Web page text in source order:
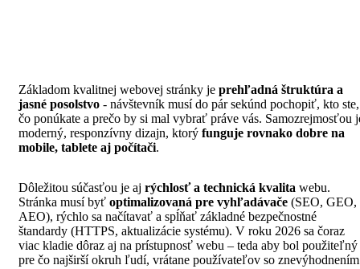
Základom kvalitnej webovej stránky je prehľadná štruktúra a
jasné posolstvo - návštevník musí do pár sekúnd pochopiť, kto ste,
čo ponúkate a prečo by si mal vybrať práve vás. Samozrejmosťou
moderný, responzívny dizajn, ktorý funguje rovnako dobre na
mobile, tablete aj počítači.
Dôležitou súčasťou je aj rýchlosť a technická kvalita webu.
Stránka musí byť optimalizovaná pre vyhľadávače (SEO, GEO,
AEO), rýchlo sa načítavať a spĺňať základné bezpečnostné
štandardy (HTTPS, aktualizácie systému). V roku 2026 sa čoraz
viac kladie dôraz aj na prístupnosť webu – teda aby bol použiteľný
pre čo najširší okruh ľudí, vrátane používateľov so